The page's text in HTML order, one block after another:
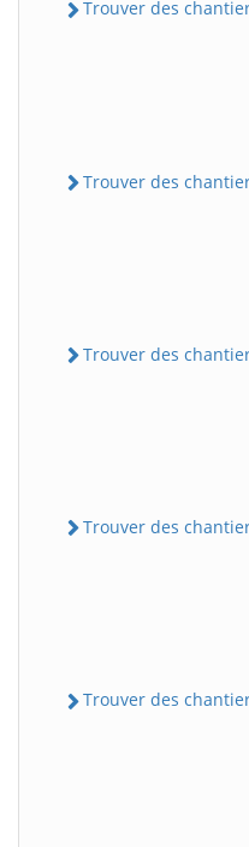
Trouver des
Trouver des
Trouver des
Trouver des
Trouver des